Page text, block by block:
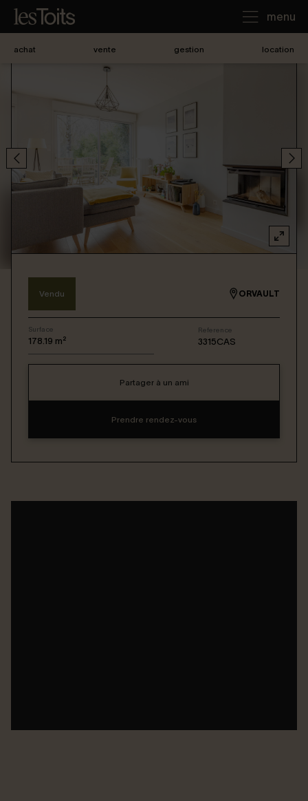
menu
Je vends
Notre agence
Connexion / Inscription
achat vente gestion location
Vendu ORVAULT
Surface
178.19 m²
Reference
3315CAS
Partager à un ami
Prendre rendez-vous